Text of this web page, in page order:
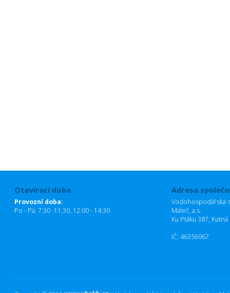
Otevírací doba
Provozní doba:
Po - Pá: 7:30 -11:30, 12:00 - 14:30
Adresa
Vodohospodářská
Maleč, a.s.
Ku Ptáku 387,
IČ: 46356967